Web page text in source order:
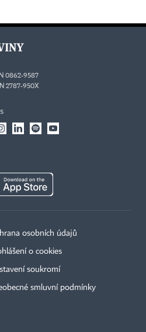
0862-9587
2787-950X
osobních údajů
o cookies
soukromí
smluvní podmínky